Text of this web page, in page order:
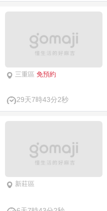
三重區 免預約
29天7時43分2秒
新莊區